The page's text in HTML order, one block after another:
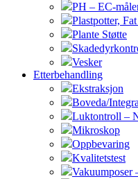
PH – EC-
Plastpotter,
Plante Støtte
Vesker
Etterbehandling
Ekstraksjon
Boveda/
Luktontroll –
Mikroskop
Oppbevaring
Kvalitetstest
Vakuumposer